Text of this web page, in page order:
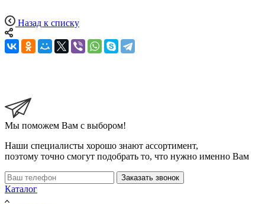
Назад к списку
Мы поможем Вам с выбором!
Наши специалисты хорошо знают ассортимент,
поэтому точно смогут подобрать то, что нужно именно Вам
Заказать звонок
Каталог